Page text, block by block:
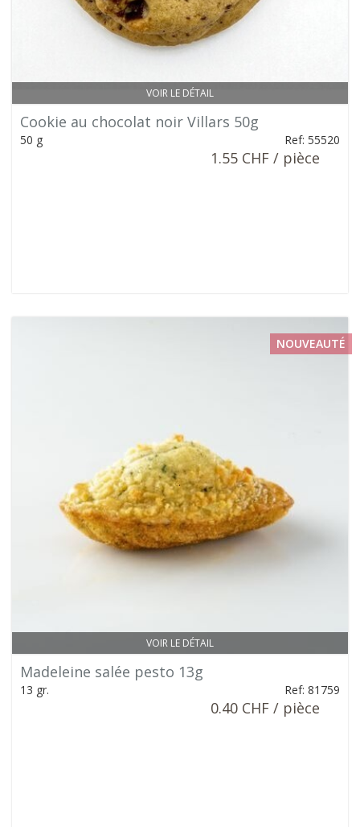
VOIR LE DÉTAIL
Cookie au chocolat noir Villars 50g
50 g Ref: 55520
1.55 CHF / pièce
VOIR LE DÉTAIL
NOUVEAUTÉ
Madeleine salée pesto 13g
13 gr. Ref: 81759
0.40 CHF / pièce